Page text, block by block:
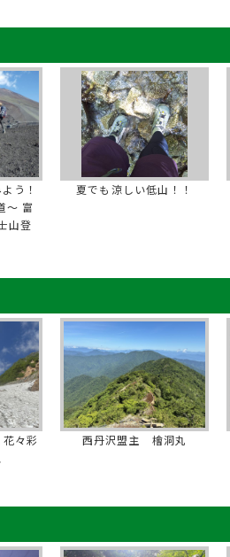
う！
～ 富
山登
夏でも涼しい低山！！
々彩
西丹沢盟主 檜洞丸